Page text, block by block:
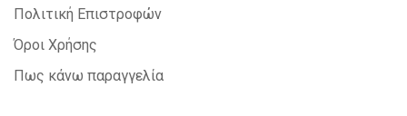
Πολιτική Επιστροφών
Όροι Χρήσης
Πως κάνω παραγγελία